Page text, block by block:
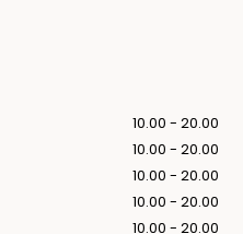
10.00 - 20.00
10.00 - 20.00
10.00 - 20.00
10.00 - 20.00
10.00 - 20.00